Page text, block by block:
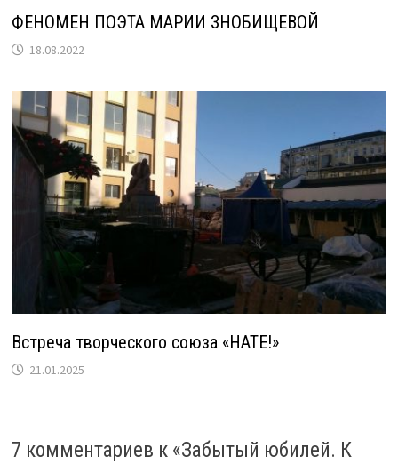
ФЕНОМЕН ПОЭТА МАРИИ ЗНОБИЩЕВОЙ
18.08.2022
Встреча творческого союза «НАТЕ!»
21.01.2025
7 комментариев к «Забытый юбилей. К